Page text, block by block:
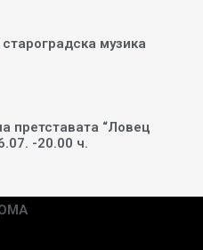
музика
претставата “Ловец
-20.00 ч.